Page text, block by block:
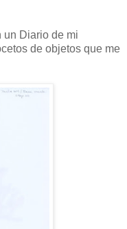
un Diario de mi
de objetos que me